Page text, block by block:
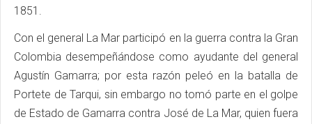
1851.
Con el general La Mar participó en la guerra contra la Gran
Colombia desempeñándose como ayudante del general
Agustín Gamarra; por esta razón peleó en la batalla de
Portete de Tarqui, sin embargo no tomó parte en el golpe
de Estado de Gamarra contra José de La Mar, quien fuera